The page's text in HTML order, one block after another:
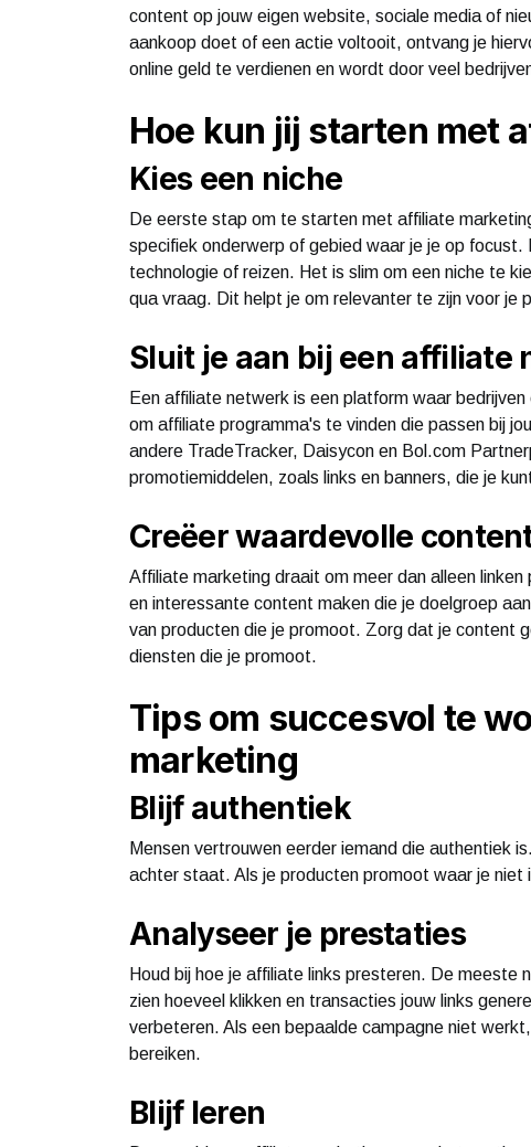
content op jouw eigen website, sociale media of
aankoop doet of een actie voltooit, ontvang je
online geld te verdienen en wordt door veel
Hoe kun jij starten met
Kies een niche
De eerste stap om te starten met affiliate
specifiek onderwerp of gebied waar je je op focust.
technologie of reizen. Het is slim om een niche te
qua vraag. Dit helpt je om relevanter te zijn voor je
Sluit je aan bij een affiliate
Een affiliate netwerk is een platform waar
om affiliate programma's te vinden die passen bij
andere TradeTracker, Daisycon en Bol.com
promotiemiddelen, zoals links en banners, die je
Creëer waardevolle
Affiliate marketing draait om meer dan alleen
en interessante content maken die je doelgroep
van producten die je promoot. Zorg dat je content
diensten die je promoot.
Tips om succesvol te
marketing
Blijf authentiek
Mensen vertrouwen eerder iemand die authentiek
achter staat. Als je producten promoot waar je
Analyseer je prestaties
Houd bij hoe je affiliate links presteren. De meeste
zien hoeveel klikken en transacties jouw links
verbeteren. Als een bepaalde campagne niet
bereiken.
Blijf leren